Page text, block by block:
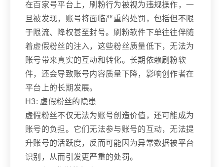
在百家号平台上，刷粉行为被视为违规操作，一
旦被发现，账号将面临严重的处罚，包括但不限
于限流、降权甚至封号。刷粉软件下单往往伴随
着虚假粉丝的注入，这些粉丝质量低下，无法为
账号带来真实的互动和转化。长期依赖刷粉软
件，还会导致账号内容质量下降，影响创作者在
平台上的长期发展。
H3: 虚假粉丝的隐患
虚假粉丝不仅无法为账号创造价值，还可能成为
账号的负担。它们无法参与账号的互动，无法提
升账号的活跃度，反而可能因为异常数据被平台
识别，从而引发更严重的处罚。